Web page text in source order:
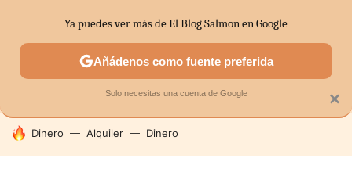
SECTORES ECONOMÍA DOMÉSTICA MERCADOS
HOY SE HABLA DE
Dinero Alquiler Dinero
×
Ya puedes ver más de El Blog Salmon en Google
Añádenos como fuente preferida
Solo necesitas una cuenta de Google